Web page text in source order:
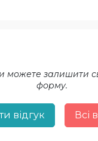
можете залишити
форму.
відгук Всі